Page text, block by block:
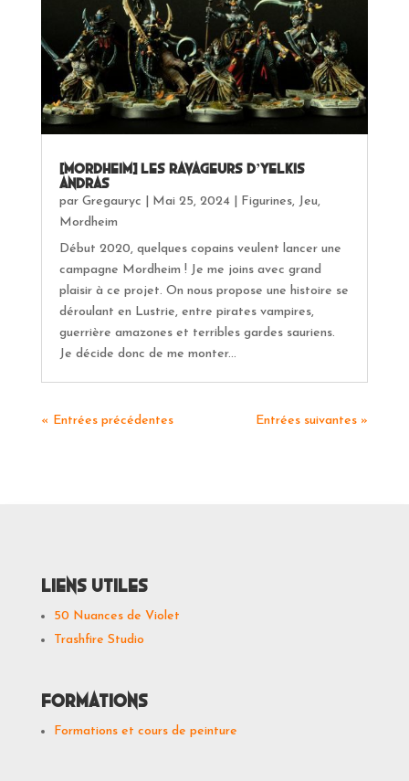
[Mordheim] Les Ravageurs d’Yelkis
Andras
par Gregauryc Mai 25, 2024| Figurines, Jeu,
Mordheim
Début 2020, quelques copains veulent lancer une
campagne Mordheim ! Je me joins avec grand
plaisir à ce projet. On nous propose une histoire se
déroulant en Lustrie, entre pirates vampires,
guerrière amazones et terribles gardes sauriens.
Je décide donc de me monter...
« Entrées précédentes Entrées suivantes »
Liens utiles
50 Nuances de Violet
Trashfire Studio
Formations
Formations et cours de peinture